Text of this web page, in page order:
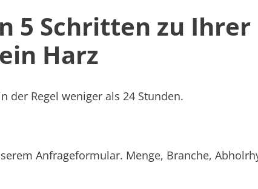
5 Schritten zu
Harz
der Regel weniger als 24 Stunden.
Anfrageformular. Menge, Branche,